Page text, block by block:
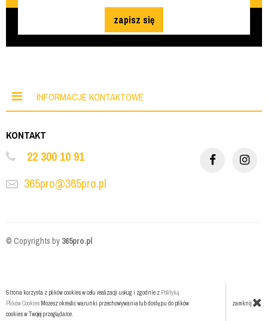
zapisz się
INFORMACJE KONTAKTOWE
KONTAKT
22 300 10 91
365pro@365pro.pl
© Copyrights by 365pro.pl
Strona korzysta z plików cookies w celu realizacji usług i zgodnie z Polityką
Plików Cookies Możesz określić warunki przechowywania lub dostępu do plików
cookies w Twojej przeglądarce.
zamknij